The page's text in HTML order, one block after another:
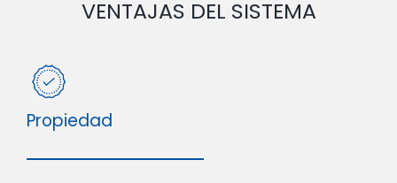
VENTAJAS DEL SISTEMA
Propiedad